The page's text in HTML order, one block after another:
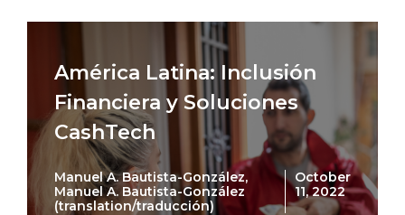
América Latina: Inclusión
Financiera y Soluciones
CashTech
Manuel A. Bautista-González,
Manuel A. Bautista-González
(translation/traducción)
October
11, 2022